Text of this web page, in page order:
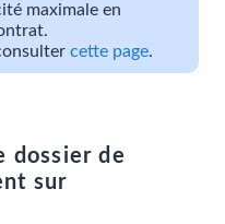
maximale en
cette page.
dossier de
sur